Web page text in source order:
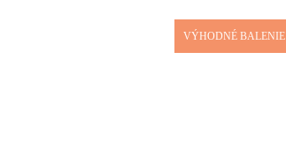
VÝHODNÉ BALENIE